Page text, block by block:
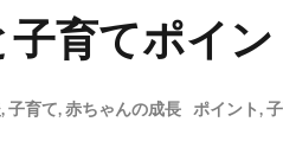
育てポイン
, 子育て, 赤ちゃんの成長 ポイント ,